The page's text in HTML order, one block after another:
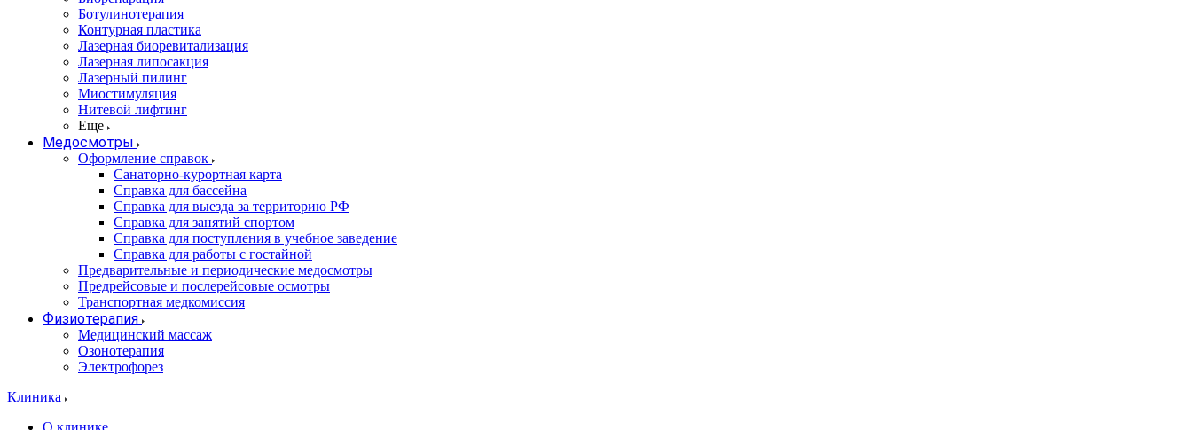
Ботулинотерапия
Контурная пластика
Лазерная биоревитализация
Лазерная липосакция
Лазерный пилинг
Миостимуляция
Нитевой лифтинг
Еще
Медосмотры
Оформление справок
Санаторно-курортная карта
Справка для бассейна
Справка для выезда за территорию РФ
Справка для занятий спортом
Справка для поступления в учебное заведение
Справка для работы с гостайной
Предварительные и периодические медосмотры
Предрейсовые и послерейсовые осмотры
Транспортная медкомиссия
Физиотерапия
Медицинский массаж
Озонотерапия
Электрофорез
Клиника
О клинике